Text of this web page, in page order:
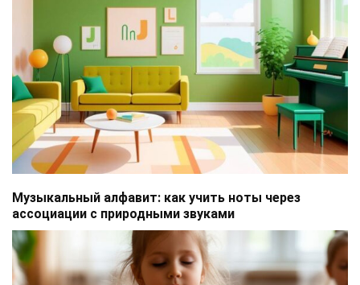
Музыкальный алфавит: как учить ноты через
ассоциации с природными звуками